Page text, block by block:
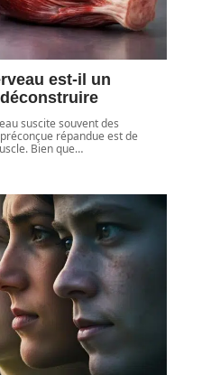
est-il un
suscite souvent des
répandue est de
Bien que…